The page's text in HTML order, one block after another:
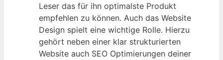
Leser das für ihn optimalste Produkt
empfehlen zu können. Auch das Website
Design spielt eine wichtige Rolle. Hierzu
gehört neben einer klar strukturierten
Website auch SEO Optimierungen deiner